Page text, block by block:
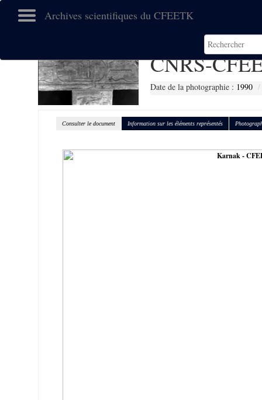
Archives scientifiques du CFEETK
CNRS-
Date de la photographie : 1990
Consulter le document Information sur les éléments représentés